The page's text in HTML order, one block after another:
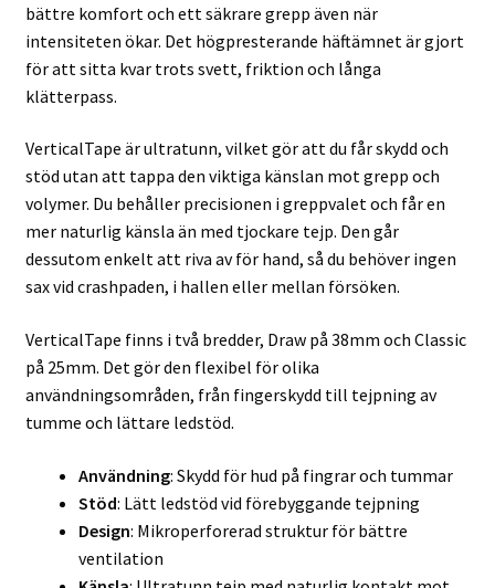
bättre komfort och ett säkrare grepp även när
intensiteten ökar. Det högpresterande häftämnet är gjort
för att sitta kvar trots svett, friktion och långa
klätterpass.
VerticalTape är ultratunn, vilket gör att du får skydd och
stöd utan att tappa den viktiga känslan mot grepp och
volymer. Du behåller precisionen i greppvalet och får en
mer naturlig känsla än med tjockare tejp. Den går
dessutom enkelt att riva av för hand, så du behöver ingen
sax vid crashpaden, i hallen eller mellan försöken.
VerticalTape finns i två bredder, Draw på 38mm och Classic
på 25mm. Det gör den flexibel för olika
användningsområden, från fingerskydd till tejpning av
tumme och lättare ledstöd.
Användning: Skydd för hud på fingrar och tummar
Stöd: Lätt ledstöd vid förebyggande tejpning
Design: Mikroperforerad struktur för bättre
ventilation